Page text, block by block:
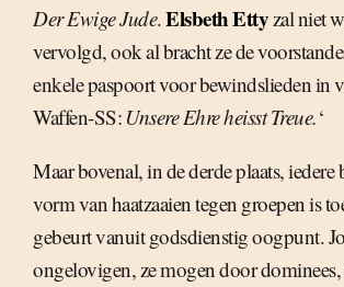
Der Ewige Jude.Elsbeth Ettyzal niet
vervolgd, ook al bracht ze de
enkele paspoort voor bewindslieden in
Waffen-SS:  Unsere Ehre heisst Treue.‘
Maar bovenal, in de derde plaats,
vorm van haatzaaien tegen groepen is
gebeurt vanuit godsdienstig oogpunt.
ongelovigen, ze mogen door